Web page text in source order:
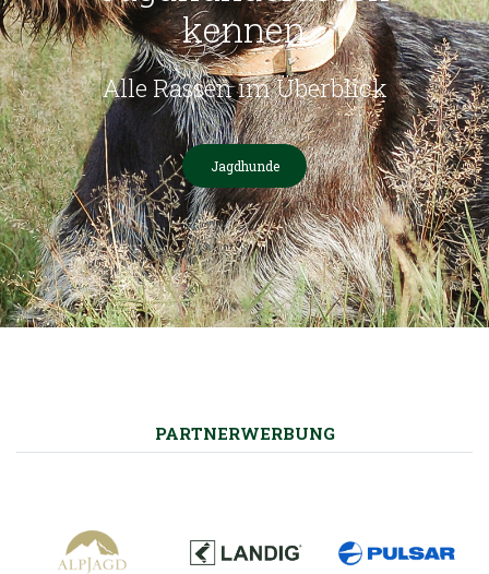
Registrierkassenpflicht
Verfassungsgerichtshof erteilt Anti-Jagd-Aktivisten klare Absage
kennen
Alle Rassen im Überblick
Jagdhunde
PARTNERWERBUNG